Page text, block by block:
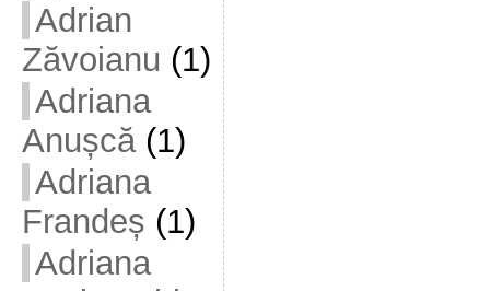
Adrian
Zăvoianu (1)
Adriana
Anușcă(1)
Adriana
Frandeș (1)
Adriana